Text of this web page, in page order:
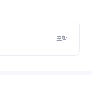
포함